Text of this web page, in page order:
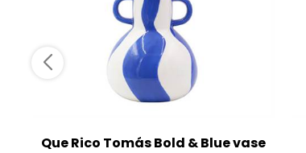
Que Rico Tomás Bold & Blue vase